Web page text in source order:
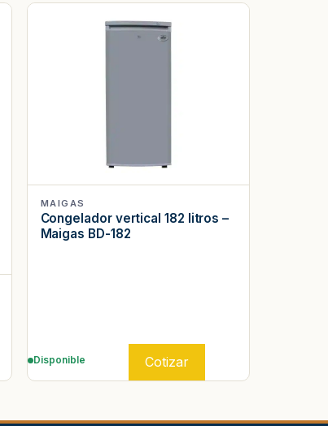
MAIGAS
Congelador vertical 182 litros –
Maigas BD-182
Disponible Cotizar